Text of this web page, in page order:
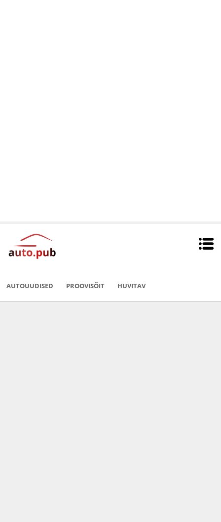
AUTOUUDISED PROOVISÕIT HUVITAV